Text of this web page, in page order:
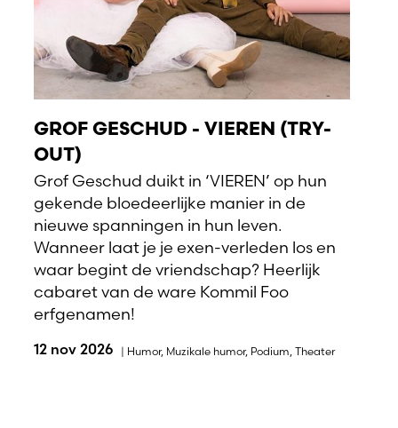
GROF GESCHUD - VIEREN (TRY-
OUT)
Grof Geschud duikt in ‘VIEREN’ op hun
gekende bloedeerlijke manier in de
nieuwe spanningen in hun leven.
Wanneer laat je je exen-verleden los en
waar begint de vriendschap? Heerlijk
cabaret van de ware Kommil Foo
erfgenamen!
12 nov 2026 | Humor, Muzikale humor, Podium Theater